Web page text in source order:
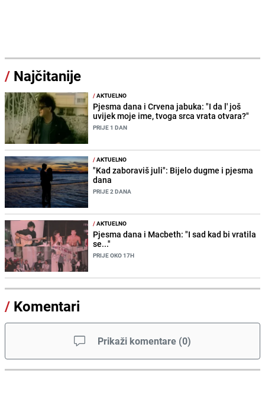
/ Najčitanije
/AKTUELNO
Pjesma dana i Crvena jabuka: "I da l' još
uvijek moje ime, tvoga srca vrata otvara?"
PRIJE 1 DAN
/AKTUELNO
"Kad zaboraviš juli": Bijelo dugme i pjesma
dana
PRIJE 2 DANA
/AKTUELNO
Pjesma dana i Macbeth: "I sad kad bi vratila
se..."
PRIJE OKO 17H
/ Komentari
Prikaži komentare (0)